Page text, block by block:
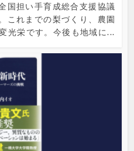
国担い手育成総合支援協議
これまでの梨づくり、農園
光栄です。今後も地域に...